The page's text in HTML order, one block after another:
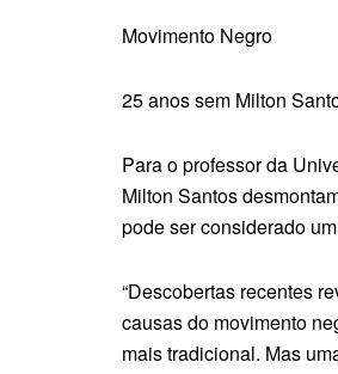
Movimento Negro
25 anos sem Milton
Para o professor da
Milton Santos
pode ser considerado
“Descobertas recentes
causas do movimento
mais tradicional. Mas